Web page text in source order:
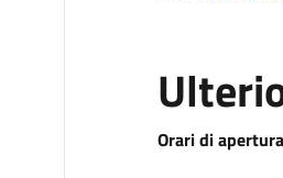
Orari di apertura